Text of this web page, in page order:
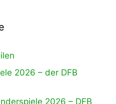
2026 – der DFB
2026 – DFB